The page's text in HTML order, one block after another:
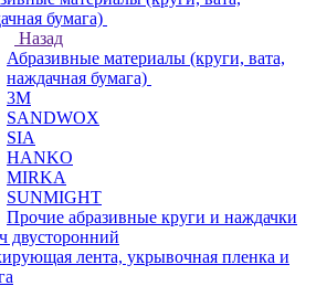
бумага)
Назад
Абразивные материалы (круги, вата,
наждачная бумага)
3М
SANDWOX
SIA
HANKO
MIRKA
SUNMIGHT
Прочие абразивные круги и наждачки
двусторонний
лента, укрывочная пленка и